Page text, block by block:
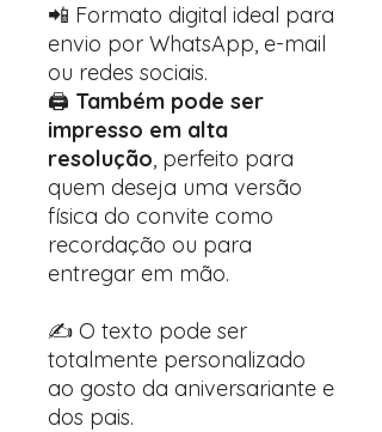
📲 Formato digital ideal para
envio por WhatsApp, e-mail
ou redes sociais.
🖨️ Também pode ser
impresso em alta
resolução, perfeito para
quem deseja uma versão
física do convite como
recordação ou para
entregar em mão.
✍️ O texto pode ser
totalmente personalizado
ao gosto da aniversariante e
dos pais.